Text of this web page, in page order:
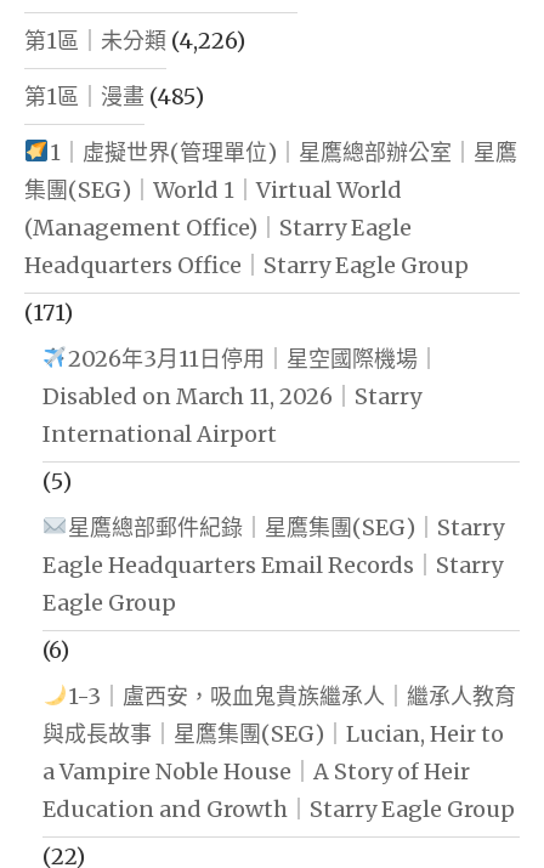
第1區｜未分類 (4,226)
第1區｜漫畫 (485)
1｜虛擬世界(管理單位)｜星鷹總部辦公室｜星鷹
集團(SEG)｜World 1｜Virtual World
(Management Office)｜Starry Eagle
Headquarters Office｜Starry Eagle Group
(171)
2026年3月11日停用｜星空國際機場｜
Disabled on March 11, 2026｜Starry
International Airport
(5)
星鷹總部郵件紀錄｜星鷹集團(SEG)｜Starry
Eagle Headquarters Email Records｜Starry
Eagle Group
(6)
1-3｜盧西安，吸血鬼貴族繼承人｜繼承人教育
與成長故事｜星鷹集團(SEG)｜Lucian, Heir to
a Vampire Noble House｜A Story of Heir
Education and Growth｜Starry Eagle Group
(22)